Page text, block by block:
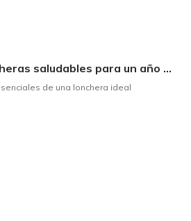
Construyendo loncheras saludables para un año escolar exitoso
de una lonchera ideal